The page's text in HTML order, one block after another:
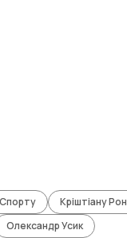
Кріштіану
Олександр Усик